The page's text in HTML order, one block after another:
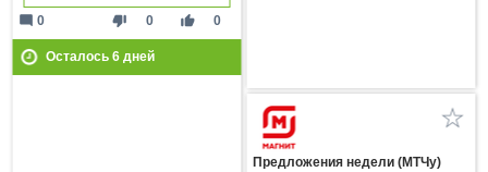
thumb_down 0 thumb_up 0
mode_comment 0
Осталось 6дней
Предложения недели (МТЧу)